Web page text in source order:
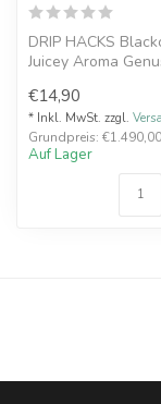
DRIP HACKS
Juicey Aroma
Johannisbeerensaf...
€14,90
* Inkl. MwSt. zzgl.
Grundpreis:
Auf Lager